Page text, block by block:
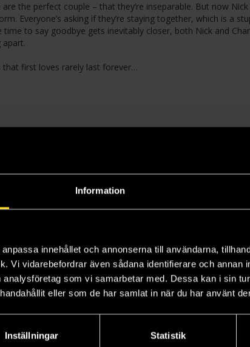
Information
innehållet och annonserna till användarna,
Vi vidarebefordrar även sådana identifierare och annan
som vi samarbetar med. Dessa kan i sin
eller som de har samlat in när du har använt
Inställningar Statistik
the perfect couple – that they’re inseparable. But now Nick
Everyone’s asking if they’re staying together, which is a
time to say goodbye gets inevitably closer, both Nick and
that first loves rarely last forever…